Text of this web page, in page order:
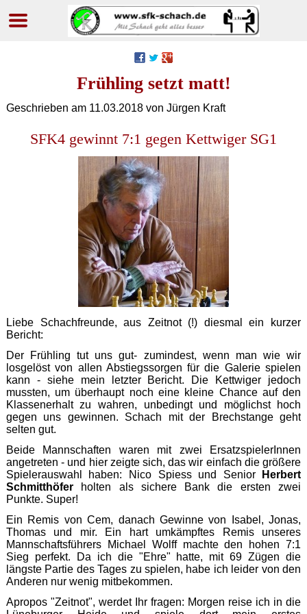
Frühling setzt matt!
Geschrieben am 11.03.2018von Jürgen Kraft
SFK4 gewinnt 7:1 gegen Kettwiger SG1
Liebe Schachfreunde, aus Zeitnot (!) diesmal ein kurzer
Bericht:
Der Frühling tut uns gut- zumindest, wenn man wie wir
losgelöst von allen Abstiegssorgen für die Galerie spielen
kann - siehe mein letzter Bericht. Die Kettwiger jedoch
mussten, um überhaupt noch eine kleine Chance auf den
Klassenerhalt zu wahren, unbedingt und möglichst hoch
gegen uns gewinnen. Schach mit der Brechstange geht
selten gut.
Beide Mannschaften waren mit zwei ErsatzspielerInnen
angetreten - und hier zeigte sich, das wir einfach die größere
Spielerauswahl haben: Nico Spiess und Senior
Herbert
Schmitthöferholten als sichere Bank die ersten zwei
Punkte. Super!
Ein Remis von Cem, danach Gewinne von Isabel, Jonas,
Thomas und mir. Ein hart umkämpftes Remis unseres
Mannschaftsführers Michael Wolff machte den hohen 7:1
Sieg perfekt. Da ich die "Ehre" hatte, mit 69 Zügen die
längste Partie des Tages zu spielen, habe ich leider von den
Anderen nur wenig mitbekommen.
Apropos "Zeitnot", werdet Ihr fragen: Morgen reise ich in die